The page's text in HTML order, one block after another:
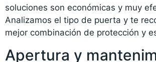
soluciones son económicas y muy
Analizamos el tipo de puerta y te
mejor combinación de protección y
Apertura y